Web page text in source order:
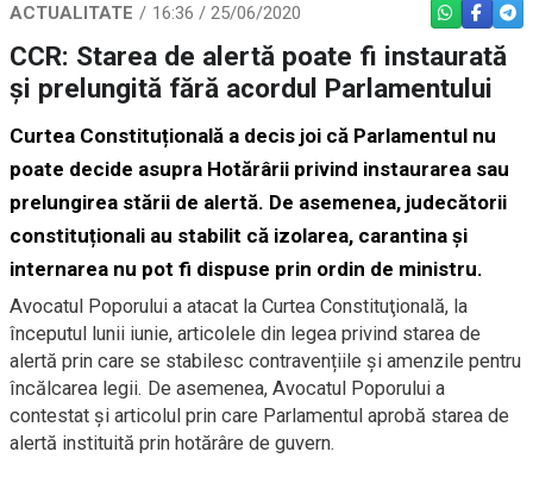
ACTUALITATE 16:36 / 25/06/2020 WHATSAPP
CCR: Starea de alertă poate fi instaurată
și prelungită fără acordul Parlamentului
Curtea Constituțională a decis joi că Parlamentul nu
poate decide asupra Hotărârii privind instaurarea sau
prelungirea stării de alertă. De asemenea, judecătorii
constituționali au stabilit că izolarea, carantina și
internarea nu pot fi dispuse prin ordin de ministru.
Avocatul Poporului a atacat la Curtea Constituţională, la
începutul lunii iunie, articolele din legea privind starea de
alertă prin care se stabilesc contravențiile și amenzile pentru
încălcarea legii. De asemenea, Avocatul Poporului a
contestat și articolul prin care Parlamentul aprobă starea de
alertă instituită prin hotărâre de guvern.